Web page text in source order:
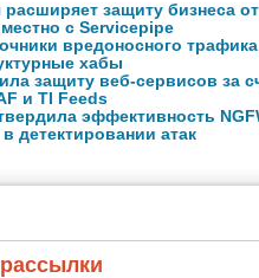
расширяет защиту бизнеса от
с Servicepipe
вредоносного
хабы
защиту веб-сервисов за
и TI Feeds
эффективность
детектировании атак